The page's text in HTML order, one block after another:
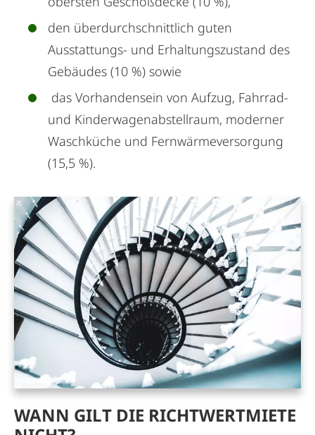
den überdurchschnittlich guten
Ausstattungs- und Erhaltungszustand des
Gebäudes (10 %) sowie
das Vorhandensein von Aufzug, Fahrrad-
und Kinderwagenabstellraum, moderner
Waschküche und Fernwärmeversorgung
(15,5 %).
WANN GILT DIE RICHTWERTMIETE